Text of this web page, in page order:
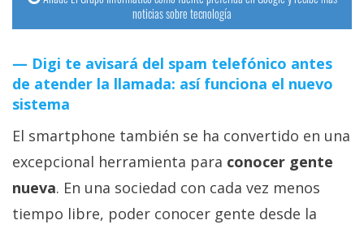
y
Ciberseguridad
Sistemas
operativos
Profesional
noticias sobre tecnología
Digi te avisará del spam telefónico antes
de atender la llamada: así funciona el nuevo
sistema
El smartphone también se ha convertido en una
excepcional herramienta para conocer gente
nueva. En una sociedad con cada vez menos
tiempo libre, poder conocer gente desde la